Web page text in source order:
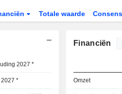
Totale waarde
2027 *
2027 *
Financiën
Omzet